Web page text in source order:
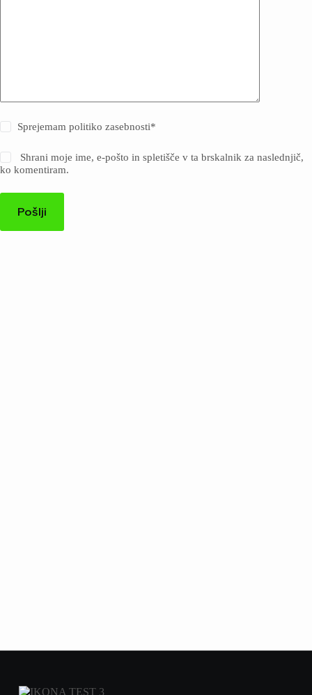
Sprejemam politiko zasebnosti*
Shrani moje ime, e-pošto in spletišče v ta brskalnik za naslednjič,
ko komentiram.
Pošlji